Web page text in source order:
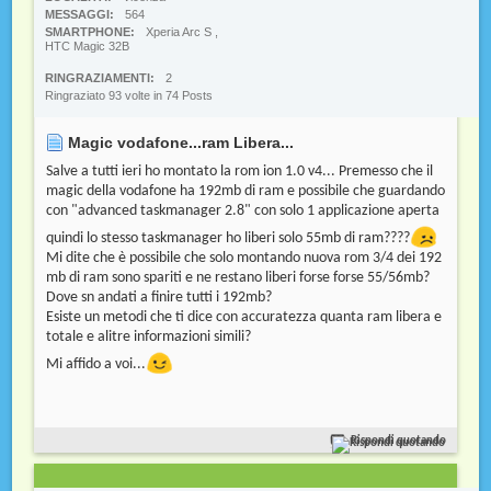
MESSAGGI
564
SMARTPHONE
Xperia Arc S ,
HTC Magic 32B
RINGRAZIAMENTI
2
Ringraziato 93 volte in 74 Posts
Magic vodafone...ram Libera...
Salve a tutti ieri ho montato la rom ion 1.0 v4... Premesso che il
magic della vodafone ha 192mb di ram e possibile che guardando
con "advanced taskmanager 2.8" con solo 1 applicazione aperta
quindi lo stesso taskmanager ho liberi solo 55mb di ram????
Mi dite che è possibile che solo montando nuova rom 3/4 dei 192
mb di ram sono spariti e ne restano liberi forse forse 55/56mb?
Dove sn andati a finire tutti i 192mb?
Esiste un metodi che ti dice con accuratezza quanta ram libera e
totale e alitre informazioni simili?
Mi affido a voi...
Rispondi quotando